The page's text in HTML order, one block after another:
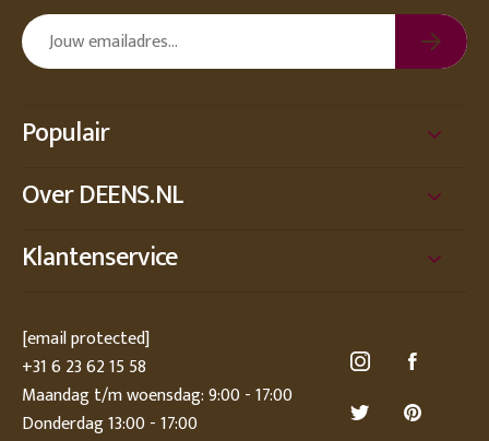
Populair
Over DEENS.NL
Klantenservice
[email protected]
+31 6 23 62 15 58
Maandag t/m woensdag: 9:00 - 17:00
Donderdag 13:00 - 17:00